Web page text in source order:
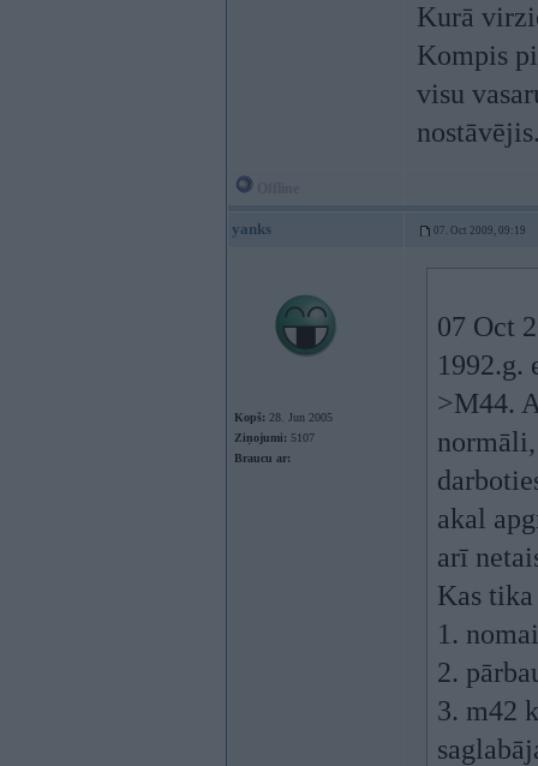
Kurā
Kompis
visu
yanks 07. Oct 2009, 09:19
Kopš: 28. Jun 2005
Ziņojumi: 5107
Braucu ar:
07 Oct
1992.g.
>M44.
akal
arī
Kas
1.
2.
3. m42